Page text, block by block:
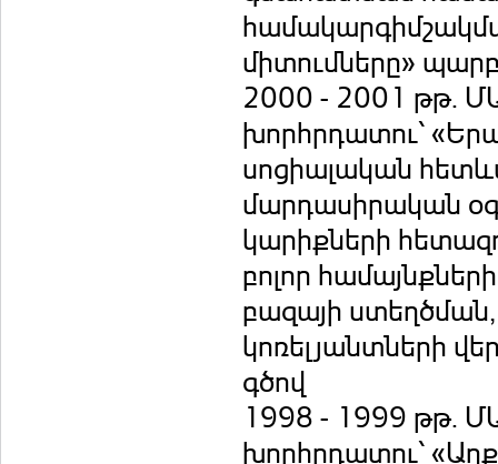
միտումները»
2000 - 2001 թթ.
խորհրդատու՝
սոցիալական
մարդասիրական
կարիքների
բոլոր
բազայի ստեղծման,
կոռելյանտների
գծով
1998 - 1999 թթ.
խորհրդատու՝